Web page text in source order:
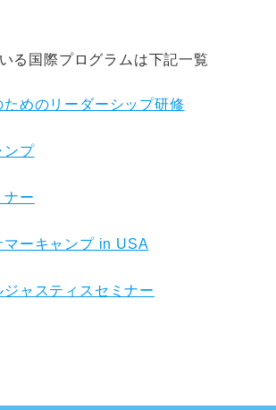
る国際プログラムは下記一覧
ためのリーダーシップ研修
ンプ
ナー
マーキャンプ in USA
ジャスティスセミナー